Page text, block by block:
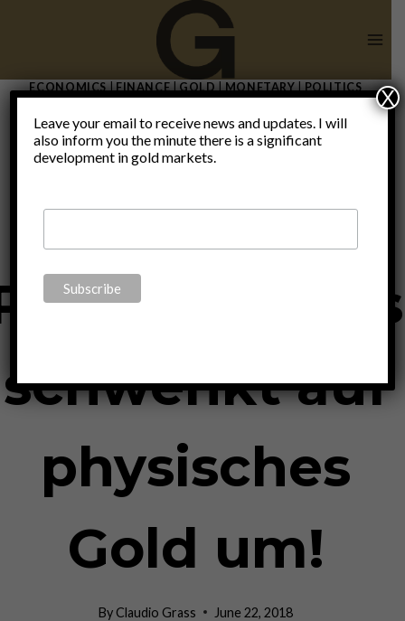
ECONOMICS|FINANCE|GOLD|MONETARY|POLITICS
Wichtigster
Schweizer
schwenkt auf
physisches
Gold um!
ByClaudio Grass June 22, 2018
Leave your email to receive news and updates. I will
also inform you the minute there is a significant
development in gold markets.
X